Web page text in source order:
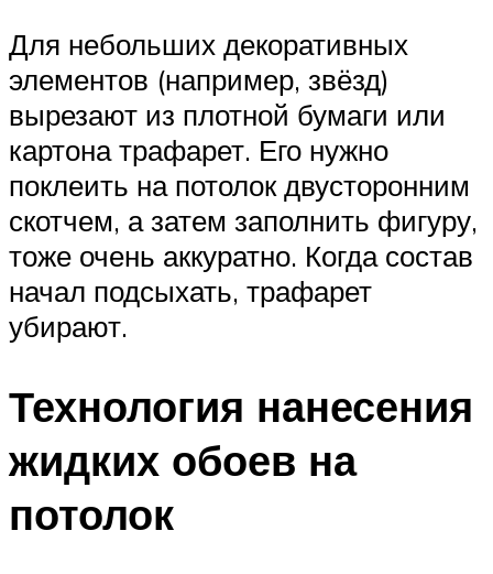
Для небольших декоративных
элементов (например, звёзд)
вырезают из плотной бумаги или
картона трафарет. Его нужно
поклеить на потолок двусторонним
скотчем, а затем заполнить фигуру,
тоже очень аккуратно. Когда состав
начал подсыхать, трафарет
убирают.
Технология нанесения
жидких обоев на
потолок